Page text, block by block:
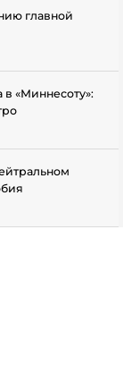
главной
«Миннесоту»: